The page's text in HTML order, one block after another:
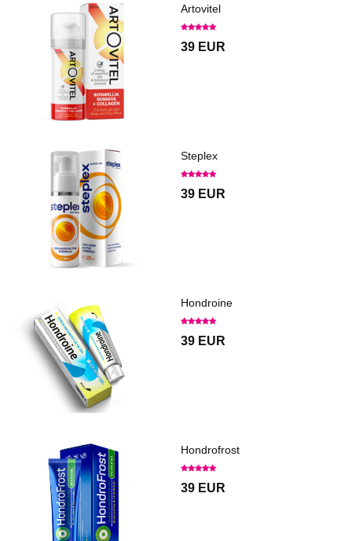
Artovitel
39 EUR
Steplex
39 EUR
Hondroine
39 EUR
Hondrofrost
39 EUR